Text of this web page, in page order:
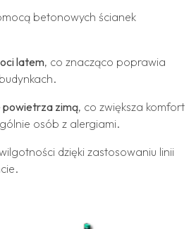
betonowych ścianek
latem, co znacząco poprawia
powietrza zimą, co zwiększa komfort
osób z alergiami.
dzięki zastosowaniu linii